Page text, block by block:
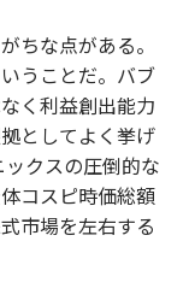
ちな点がある。
うことだ。バブ
く利益創出能力
としてよく挙げ
クスの圧倒的な
コスピ時価総額
市場を左右する